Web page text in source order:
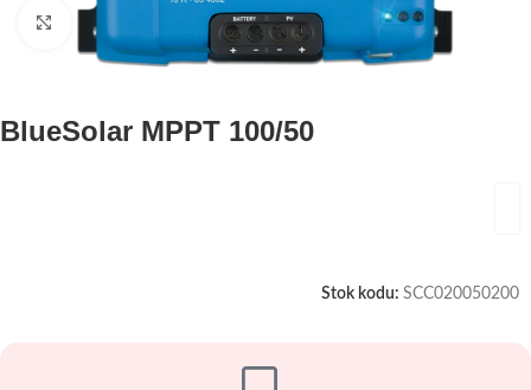
Büyütmek için tıklayın
BlueSolar MPPT 100/50
Stok kodu: SCC020050200